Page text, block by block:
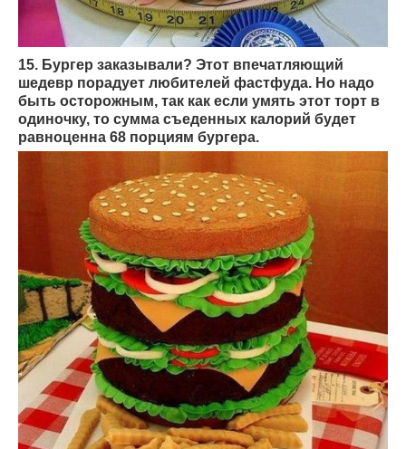
15. Бургер заказывали? Этот впечатляющий
шедевр порадует любителей фастфуда. Но надо
быть осторожным, так как если умять этот торт в
одиночку, то сумма съеденных калорий будет
равноценна 68 порциям бургера.